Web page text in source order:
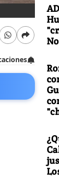
Fabrica